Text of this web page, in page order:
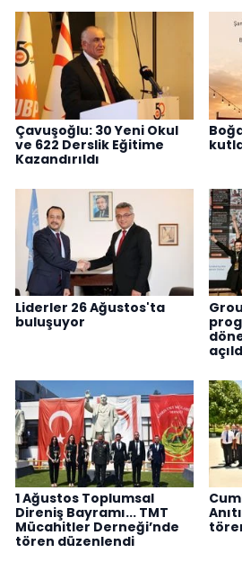
Çavuşoğlu: 30 Yeni Okul
ve 622 Derslik Eğitime
Kazandırıldı
Liderler 26 Ağustos'ta
buluşuyor
1 Ağustos Toplumsal
Direniş Bayramı... TMT
Mücahitler Derneği’nde
tören düzenlendi